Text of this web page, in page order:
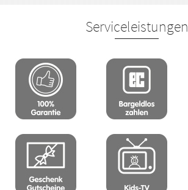
Serviceleistungen